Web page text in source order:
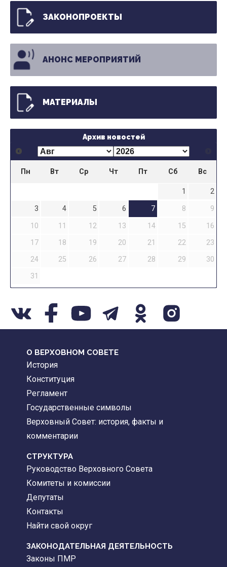
ЗАКОНОПРОЕКТЫ
АНОНС МЕРОПРИЯТИЙ
МАТЕРИАЛЫ
Архив новостей
Пн Вт Ср Чт Пт Сб Вс
1
2
3
4 5 6 7 8
9
10
11 12 13 14 15
16
17
18 19 20 21 22
23
24
25 26 27 28 29
30
31
О ВЕРХОВНОМ СОВЕТЕ
История
Конституция
Регламент
Государственные символы
Верховный Совет: история, факты и
комментарии
CТРУКТУРА
Руководство Верховного Совета
Комитеты и комиссии
Депутаты
Контакты
Найти свой округ
ЗАКОНОДАТЕЛЬНАЯ ДЕЯТЕЛЬНОСТЬ
Законы ПМР